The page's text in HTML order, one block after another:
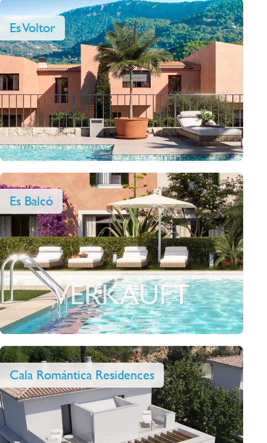
Es Voltor
Es Balcó
VERKAUFT
Cala Romántica Residences